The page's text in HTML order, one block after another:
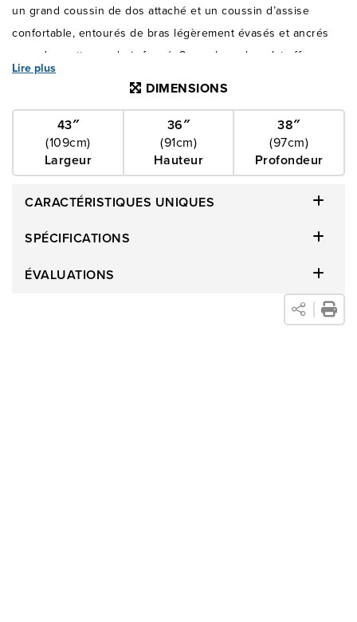
un grand coussin de dos attaché et un coussin d’assise
confortable, entourés de bras légèrement évasés et ancrés
avec des pattes en bois foncé. Sa couleur chocolat offre un
aspect luxueux qui donne une certaine importance visuel à
Lire plus
DIMENSIONS
43″
(109cm)
Largeur
36″
(91cm)
Hauteur
38″
(97cm)
Profondeur
CARACTÉRISTIQUES UNIQUES
SPÉCIFICATIONS
ÉVALUATIONS